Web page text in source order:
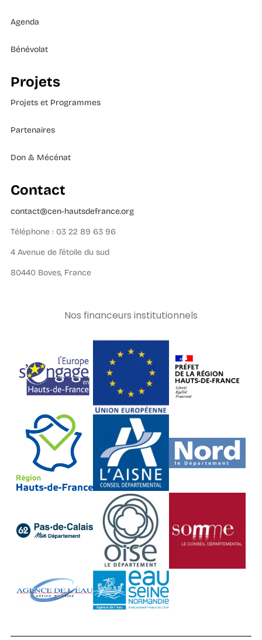
Agenda
Bénévolat
Projets
Projets et Programmes
Partenaires
Don & Mécénat
Contact
contact@cen-hautsdefrance.org
Téléphone : 03 22 89 63 96
4 Avenue de l’étoile du sud
80440 Boves, France
Nos financeurs institutionnels